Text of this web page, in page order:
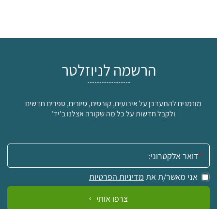
הרשמה לניוזלטר
מוזמנים להתעדכן על אירועים, קורסים, סיורים, ספרים חדשים
ולקבל חדשות על כל מה שקורה אצלנו ב'יד'
אימייל:
אני מאשר/ת את מדיניות הפרטיות
צרפו אותי